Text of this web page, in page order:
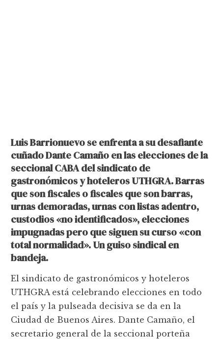
Luis Barrionuevo se enfrenta a su desafiante
cuñado Dante Camaño en las elecciones de la
seccional CABA del sindicato de
gastronómicos y hoteleros UTHGRA. Barras
que son fiscales o fiscales que son barras,
urnas demoradas, urnas con listas adentro,
custodios «no identificados», elecciones
impugnadas pero que siguen su curso «con
total normalidad». Un guiso sindical en
bandeja.
El sindicato de gastronómicos y hoteleros
UTHGRA está celebrando elecciones en todo
el país y la pulseada decisiva se da en la
Ciudad de Buenos Aires. Dante Camaño, el
secretario general de la seccional porteña